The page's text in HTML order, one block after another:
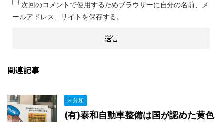
次回のコメントで使用するためブラウザーに自分の名前、メ
ールアドレス、サイトを保存する。
関連記事
未分類
(有)泰和自動車整備は国が認めた黄色